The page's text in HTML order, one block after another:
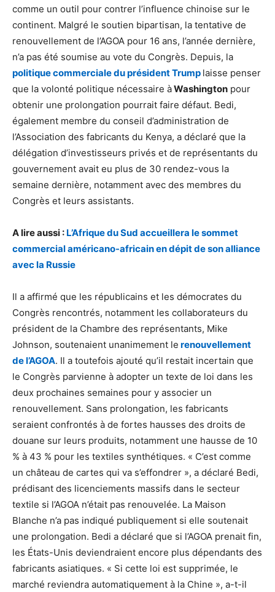
comme un outil pour contrer l’influence chinoise sur le
continent. Malgré le soutien bipartisan, la tentative de
renouvellement de l’AGOA pour 16 ans, l’année dernière,
n’a pas été soumise au vote du Congrès. Depuis, la
politique commerciale du président Trump laisse penser
que la volonté politique nécessaire àWashington pour
obtenir une prolongation pourrait faire défaut. Bedi,
également membre du conseil d’administration de
l’Association des fabricants du Kenya, a déclaré que la
délégation d’investisseurs privés et de représentants du
gouvernement avait eu plus de 30 rendez-vous la
semaine dernière, notamment avec des membres du
Congrès et leurs assistants.
A lire aussi : L’Afrique du Sud accueillera le sommet
commercial américano-africain en dépit de son alliance
avec la Russie
Il a affirmé que les républicains et les démocrates du
Congrès rencontrés, notamment les collaborateurs du
président de la Chambre des représentants, Mike
Johnson, soutenaient unanimement le renouvellement
de l’AGOA. Il a toutefois ajouté qu’il restait incertain que
le Congrès parvienne à adopter un texte de loi dans les
deux prochaines semaines pour y associer un
renouvellement. Sans prolongation, les fabricants
seraient confrontés à de fortes hausses des droits de
douane sur leurs produits, notamment une hausse de 10
% à 43 % pour les textiles synthétiques. « C’est comme
un château de cartes qui va s’effondrer », a déclaré Bedi,
prédisant des licenciements massifs dans le secteur
textile si l’AGOA n’était pas renouvelée. La Maison
Blanche n’a pas indiqué publiquement si elle soutenait
une prolongation. Bedi a déclaré que si l’AGOA prenait fin,
les États-Unis deviendraient encore plus dépendants des
fabricants asiatiques. « Si cette loi est supprimée, le
marché reviendra automatiquement à la Chine », a-t-il